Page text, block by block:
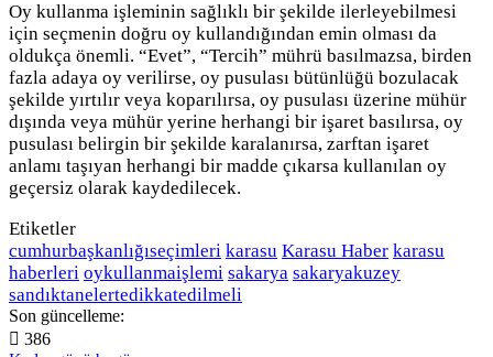
Oy kullanma işleminin sağlıklı bir şekilde ilerleyebilmesi
için seçmenin doğru oy kullandığından emin olması da
oldukça önemli. “Evet”, “Tercih” mührü basılmazsa, birden
fazla adaya oy verilirse, oy pusulası bütünlüğü bozulacak
şekilde yırtılır veya koparılırsa, oy pusulası üzerine mühür
dışında veya mühür yerine herhangi bir işaret basılırsa, oy
pusulası belirgin bir şekilde karalanırsa, zarftan işaret
anlamı taşıyan herhangi bir madde çıkarsa kullanılan oy
geçersiz olarak kaydedilecek.
Etiketler
cumhurbaşkanlığıseçimleri karasu Karasu Haber karasu
haberleri oykullanmaişlemi sakarya sakaryakuzey
sandıktanelertedikkatedilmeli
Son güncelleme:
386